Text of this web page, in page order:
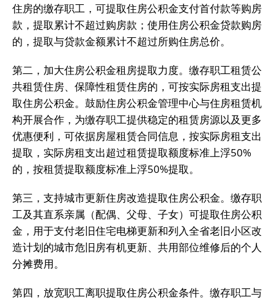
住房的缴存职工，可提取住房公积金支付首付款等购房
款，提取累计不超过购房款；使用住房公积金贷款购房
的，提取与贷款金额累计不超过所购住房总价。
第二，加大住房公积金租房提取力度。缴存职工租赁公
共租赁住房、保障性租赁住房的，可按实际房租支出提
取住房公积金。鼓励住房公积金管理中心与住房租赁机
构开展合作，为缴存职工提供稳定的租赁房源以及更多
优惠便利，可依据房屋租赁合同信息，按实际房租支出
提取，实际房租支出超过租赁提取额度标准上浮50%
的，按租赁提取额度标准上浮50%提取。
第三，支持城市更新住房改造提取住房公积金。缴存职
工及其直系亲属（配偶、父母、子女）可提取住房公积
金，用于支付老旧住宅电梯更新和列入全省老旧小区改
造计划的城市危旧房有机更新、共用部位维修后的个人
分摊费用。
第四，放宽职工离职提取住房公积金条件。缴存职工与